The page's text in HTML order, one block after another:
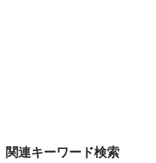
関連キーワード検索